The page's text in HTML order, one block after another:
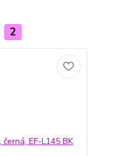
2